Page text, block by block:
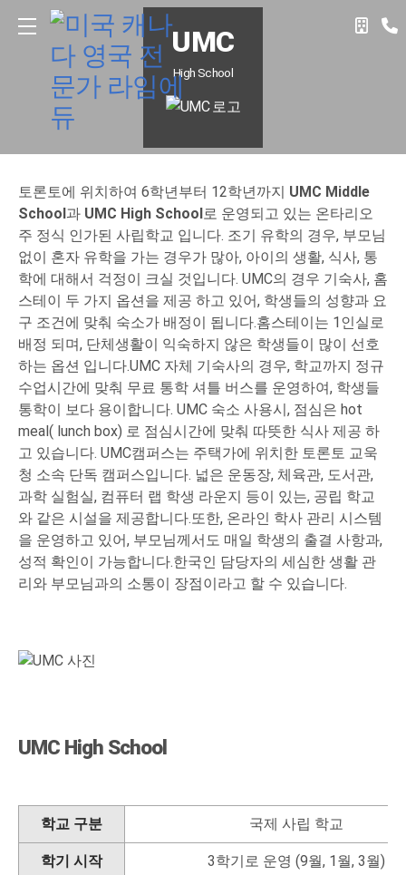
UMC
High School
토론토에 위치하여 6학년부터 12학년까지 UMC Middle
School과 UMC High School로 운영되고 있는 온타리오
주 정식 인가된 사립학교 입니다. 조기 유학의 경우, 부모님
없이 혼자 유학을 가는 경우가 많아, 아이의 생활, 식사, 통
학에 대해서 걱정이 크실 것입니다. UMC의 경우 기숙사, 홈
스테이 두 가지 옵션을 제공 하고 있어, 학생들의 성향과 요
구 조건에 맞춰 숙소가 배정이 됩니다.홈스테이는 1인실로
배정 되며, 단체생활이 익숙하지 않은 학생들이 많이 선호
하는 옵션 입니다.UMC 자체 기숙사의 경우, 학교까지 정규
수업시간에 맞춰 무료 통학 셔틀 버스를 운영하여, 학생들
통학이 보다 용이합니다. UMC 숙소 사용시, 점심은 hot
meal( lunch box) 로 점심시간에 맞춰 따뜻한 식사 제공 하
고 있습니다. UMC캠퍼스는 주택가에 위치한 토론토 교욱
청 소속 단독 캠퍼스입니다. 넓은 운동장, 체육관, 도서관,
과학 실험실, 컴퓨터 랩 학생 라운지 등이 있는, 공립 학교
와 같은 시설을 제공합니다.또한, 온라인 학사 관리 시스템
을 운영하고 있어, 부모님께서도 매일 학생의 출결 사항과,
성적 확인이 가능합니다.한국인 담당자의 세심한 생활 관
리와 부모님과의 소통이 장점이라고 할 수 있습니다.
UMC High School
학교 구분 국제 사립 학교
학기 시작 3학기로 운영 (9월, 1월, 3월)